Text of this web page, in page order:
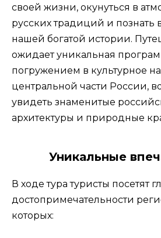
своей жизни, окунуться в
русских традиций и познать
нашей богатой истории.
ожидает уникальная
погружением в культурное
центральной части России,
увидеть знаменитые
архитектуры и природные
Уникальные
В ходе тура туристы посетят
достопримечательности
которых: